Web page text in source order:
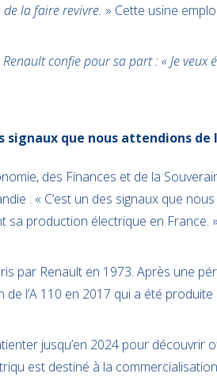
la faire revivre. » Cette usine
confie pour sa part : « Je veux
signaux que nous attendions
des Finances et de la
: « C’est un des signaux que
sa production électrique en France. »
par Renault en 1973. Après une
l’A 110 en 2017 qui a été
jusqu’en 2024 pour découvrir
est destiné à la